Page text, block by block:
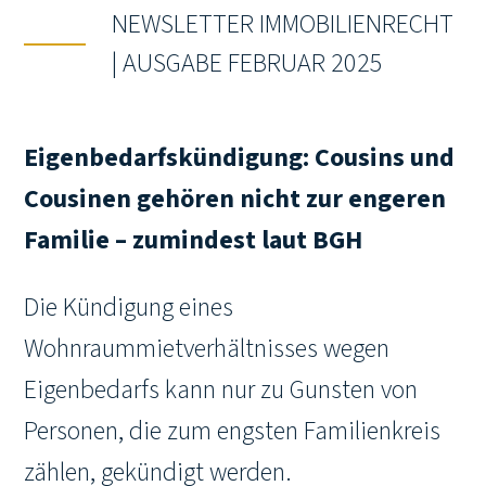
NEWSLETTER IMMOBILIENRECHT
| AUSGABE FEBRUAR 2025
Eigenbedarfskündigung: Cousins und
Cousinen gehören nicht zur engeren
Familie – zumindest laut BGH
Die Kündigung eines
Wohnraummietverhältnisses wegen
Eigenbedarfs kann nur zu Gunsten von
Personen, die zum engsten Familienkreis
zählen, gekündigt werden.